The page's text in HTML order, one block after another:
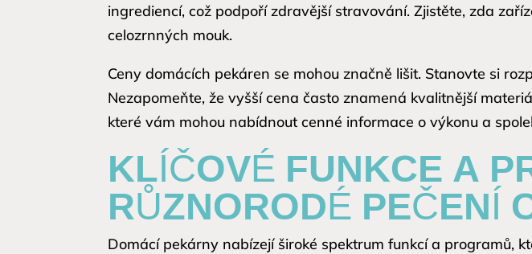
ingrediencí, což podpoří zdravější stravování. Zjistěte, zda
celozrnných mouk.
Ceny domácích pekáren se mohou značně lišit. Stanovte si
Nezapomeňte, že vyšší cena často znamená kvalitnější
které vám mohou nabídnout cenné informace o výkonu a
KLÍČOVÉ FUNKCE A
RŮZNORODÉ PEČENÍ
Domácí pekárny nabízejí široké spektrum funkcí a programů,